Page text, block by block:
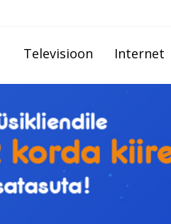
Televisioon Internet